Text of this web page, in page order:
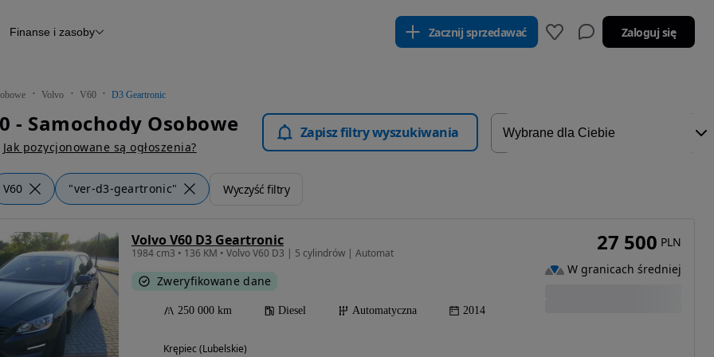
Raport z inspekcji
Otomoto News
Finanse i zasoby Zacznij sprzedawać Zaloguj się
Volvo V60 D3 Geartronic
- Samochody Osobowe
Jak pozycjonowane są ogłoszenia?
Zapisz filtry wyszukiwania
V60 "ver-d3-geartronic" Wyczyść filtry
Volvo V60 D3 Geartronic
1984 cm3 • 136 KM • Volvo V60 D3 | 5 cylindrów | Automat
Zweryfikowane dane
250 000 km Diesel Automatyczna 2014
Krępiec (Lubelskie)
27 500 PLN
W granicach średniej